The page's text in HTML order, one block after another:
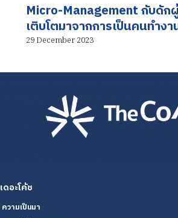
Micro-Management กับดัก
เติบโตมาจากการเป็นคนทำงา
29 December 2023
เดอะโค้ช
ความเป็นมา